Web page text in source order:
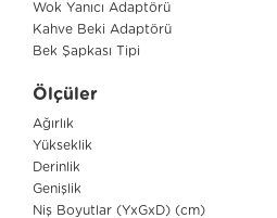
Wok Yanıcı Adaptörü
Kahve Beki Adaptörü
Bek Şapkası Tipi
Ölçüler
Ağırlık
Yükseklik
Derinlik
Genişlik
Niş Boyutlar (YxGxD) (cm)